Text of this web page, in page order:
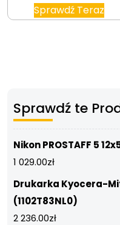
Sprawdź Teraz
Sprawdź te
Nikon PROSTAFF 5
1 029.00zł
Drukarka Kyocera-
(1102T83NL0)
2 236.00zł